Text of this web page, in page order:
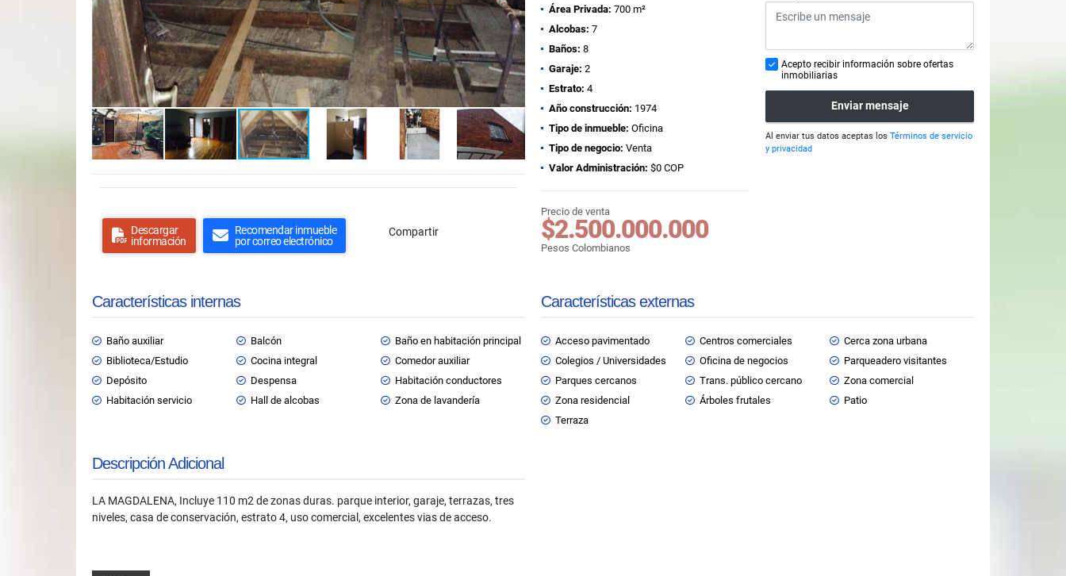
Descargar
información
Recomendar inmueble
por correo electrónico
Compartir
Área Privada: 700 m²
Alcobas: 7
Baños: 8
Garaje: 2
Estrato: 4
Año construcción: 1974
Tipo de inmueble: Oficina
Tipo de negocio: Venta
Valor Administración: $0 COP
Precio de venta
$2.500.000.000
Pesos Colombianos
Acepto recibir información sobre ofertas
inmobiliarias
Enviar mensaje
Al enviar tus datos aceptas los Términos de servicio
y privacidad
Características internas
Baño auxiliar Balcón
Baño en habitación principal
Biblioteca/Estudio
Cocina integral
Comedor auxiliar
Depósito
Despensa
Habitación conductores
Habitación servicio
Hall de alcobas Zona de lavandería
Características externas
Acceso pavimentado Centros comerciales
Cerca zona urbana
Colegios / Universidades
Oficina de negocios
Parqueadero visitantes
Parques cercanos
Trans. público cercano
Zona comercial
Zona residencial
Árboles frutales
Patio
Terraza
Descripción Adicional
LA MAGDALENA, Incluye 110 m2 de zonas duras. parque interior, garaje, terrazas, tres
niveles, casa de conservación, estrato 4, uso comercial, excelentes vias de acceso.